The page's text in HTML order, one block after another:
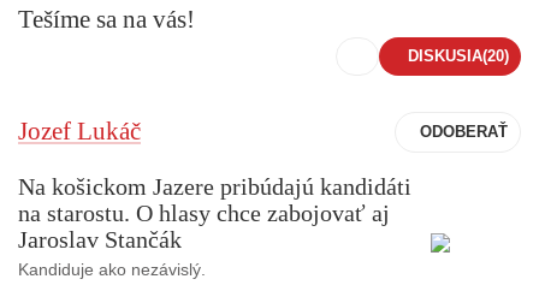
Tešíme sa na vás!
DISKUSIA(20)
Jozef Lukáč
Na košickom Jazere pribúdajú kandidáti
na starostu. O hlasy chce zabojovať aj
Jaroslav Stančák
Kandiduje ako nezávislý.